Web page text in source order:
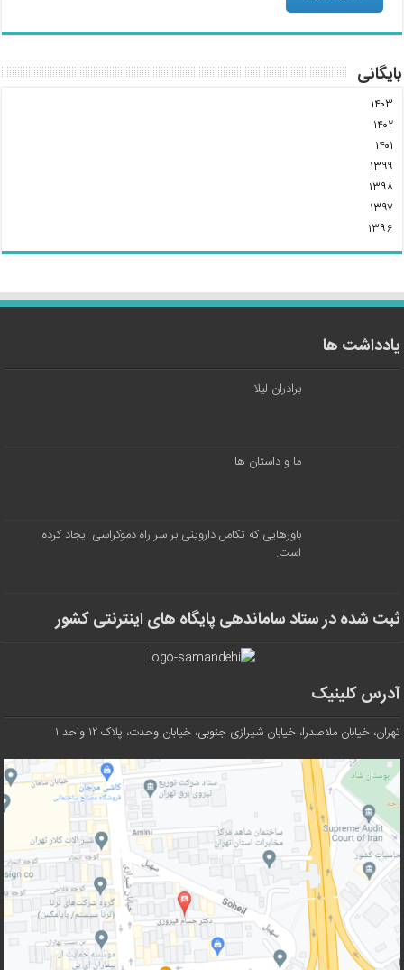
بایگانی
۱۴۰۳
۱۴۰۲
۱۴۰۱
۱۳۹۹
۱۳۹۸
۱۳۹۷
۱۳۹۶
یادداشت ها
برادران لیلا
ما و داستان ها
باورهایی که تکامل داروینی بر سر راه دموکراسی ایجاد کرده
است.
ثبت شده در ستاد ساماندهی پایگاه های اینترنتی کشور
آدرس کلینیک
تهران، خیابان ملاصدرا، خیابان شیرازی جنوبی، خیابان وحدت، پلاک ۱۲ واحد ۱